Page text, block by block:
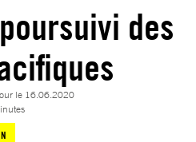
des
le 16.06.2020